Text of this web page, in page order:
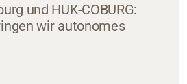
und HUK-COBURG:
wir autonomes